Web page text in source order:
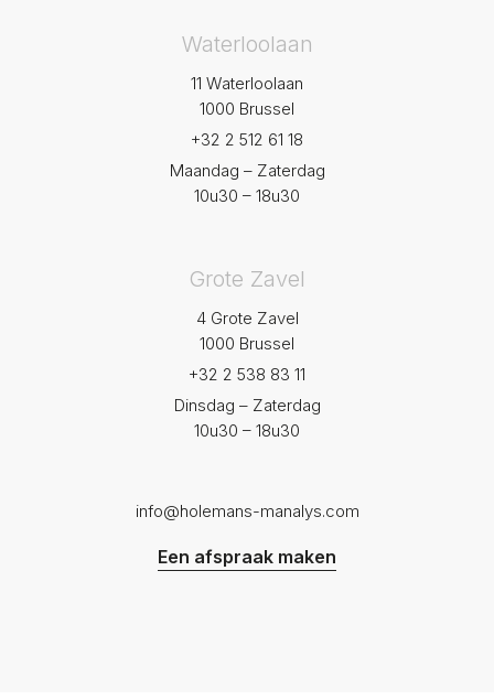
Waterloolaan
11 Waterloolaan
1000 Brussel
+32 2 512 61 18
Maandag – Zaterdag
10u30 – 18u30
Grote Zavel
4 Grote Zavel
1000 Brussel
+32 2 538 83 11
Dinsdag – Zaterdag
10u30 – 18u30
info@holemans-manalys.com
Een afspraak maken